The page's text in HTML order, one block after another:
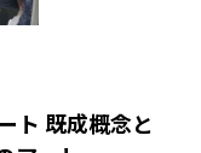
既成概念と